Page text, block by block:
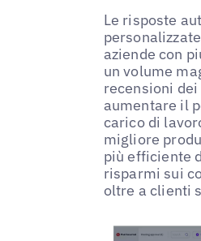
Le risposte
aziende con
un volume
recensioni
aumentare il
carico di
migliore
più efficiente
risparmi sui
oltre a clienti